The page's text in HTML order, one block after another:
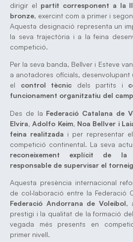
dirigir el partit corresponent a la
bronze, exercint com a primer i
Aquesta designació representa un
la seva trajectòria i a la feina
competició.
Per la seva banda, Bellver i Esteve
a anotadores oficials, desenvolupant
el control tècnic dels partits i
funcionament organitzatiu del
Des de la Federació Catalana de
Elvira, Adolfo Keim, Noa Bellver i
feina realitzada i per representar
competició continental. La seva
reconeixement explícit de la
responsable de supervisar el torneig
Aquesta presència internacional
de col·laboració entre la Federació
Federació Andorrana de Voleibol,
prestigi i la qualitat de la formació
vegada més presents en
primer nivell.